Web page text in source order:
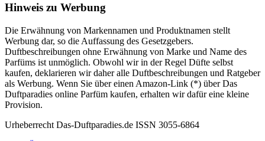
Hinweis zu Werbung
Die Erwähnung von Markennamen und Produktnamen stellt
Werbung dar, so die Auffassung des Gesetzgebers.
Duftbeschreibungen ohne Erwähnung von Marke und Name des
Parfüms ist unmöglich. Obwohl wir in der Regel Düfte selbst
kaufen, deklarieren wir daher alle Duftbeschreibungen und Ratgeber
als Werbung. Wenn Sie über einen Amazon-Link (*) über Das
Duftparadies online Parfüm kaufen, erhalten wir dafür eine kleine
Provision.
Urheberrecht Das-Duftparadies.de ISSN 3055-6864